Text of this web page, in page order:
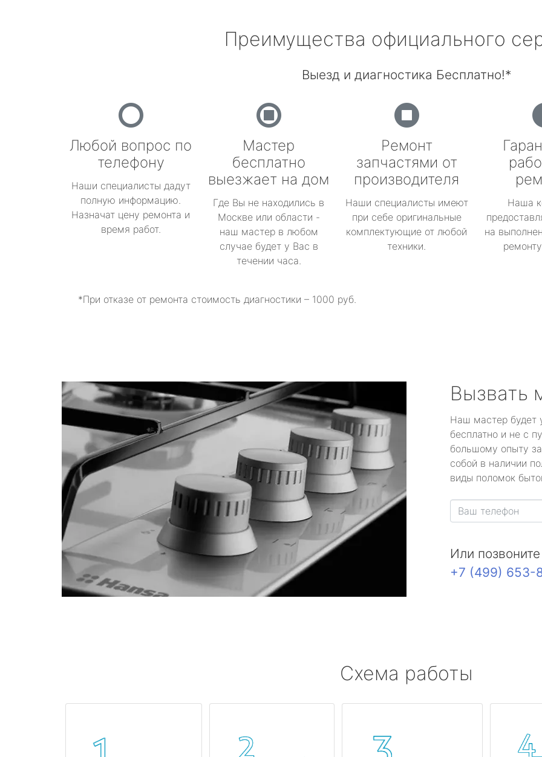
Преимущества официального
Выезд и диагностика Бесплатно!*
Любой вопрос по
телефону
Наши специалисты дадут
полную информацию.
Назначат цену ремонта и
время работ.
Мастер
бесплатно
выезжает на дом
Где Вы не находились в
Москве или области -
наш мастер в любом
случае будет у Вас в
течении часа.
Ремонт
запчастями от
производителя
Наши специалисты имеют
при себе оригинальные
комплектующие от любой
техники.
Наша
на
*При отказе от ремонта стоимость диагностики – 1000 руб.
Вызвать
Наш мастер будет
бесплатно и не с
большому опыту
собой в наличии
виды поломок
Или
+7 (499) 653-
Схема работы